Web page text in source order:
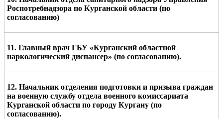
Роспотребнадзора по Курганской области (по
согласованию)
11. Главный врач ГБУ «Курганский областной
наркологический диспансер» (по согласованию).
12. Начальник отделения подготовки и призыва граждан
на военную службу отдела военного комиссариата
Курганской области по городу Кургану (по
согласованию).